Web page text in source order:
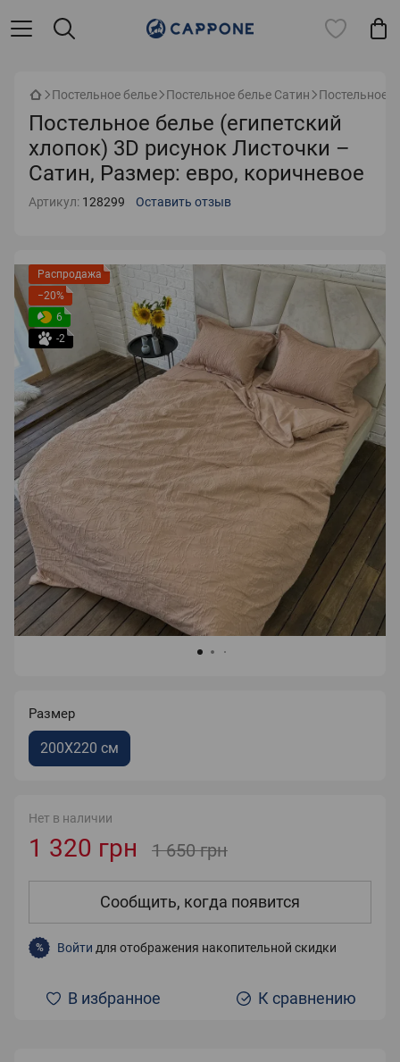
Постельное белье Постельное белье Сатин Постельное
Постельное белье (египетский
хлопок) 3D рисунок Листочки –
Сатин, Размер: евро, коричневое
Артикул: 128299 Оставить отзыв
Распродажа
−20%
6
-2
Размер
200Х220 см
Нет в наличии
1 320 грн 1 650 грн
Сообщить, когда появится
% Войти для отображения накопительной скидки
В избранное К сравнению